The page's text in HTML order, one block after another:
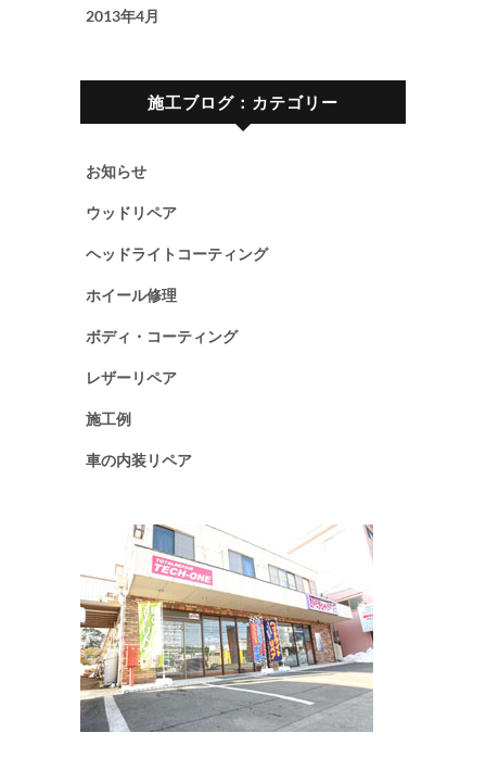
2013年4月
施工ブログ：カテゴリー
お知らせ
ウッドリペア
ヘッドライトコーティング
ホイール修理
ボディ・コーティング
レザーリペア
施工例
車の内装リペア